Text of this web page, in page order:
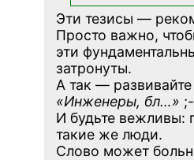
Эти тезисы —
Просто важно,
эти
затронуты.
А так —
«Инженеры, бл…»
И будьте
такие же люди.
Слово может